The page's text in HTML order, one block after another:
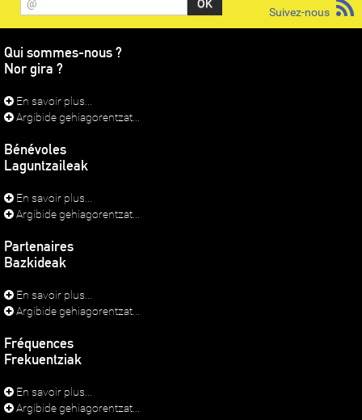
@
Suivez-nous
Qui sommes-nous ?
Nor gira ?
En savoir plus...
Argibide gehiagorentzat...
Bénévoles
Laguntzaileak
En savoir plus...
Argibide gehiagorentzat...
Partenaires
Bazkideak
En savoir plus...
Argibide gehiagorentzat...
Fréquences
Frekuentziak
En savoir plus...
Argibide gehiagorentzat...